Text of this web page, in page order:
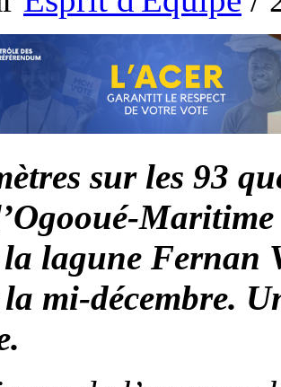
sur les 93
lagune Fernan
mi-décembre.